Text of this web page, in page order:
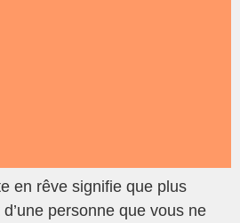
en rêve signifie que plus
personne que vous ne